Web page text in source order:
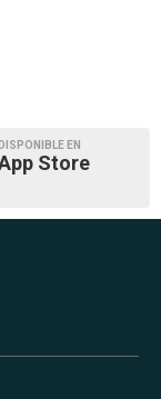
DISPONIBLE EN
Store